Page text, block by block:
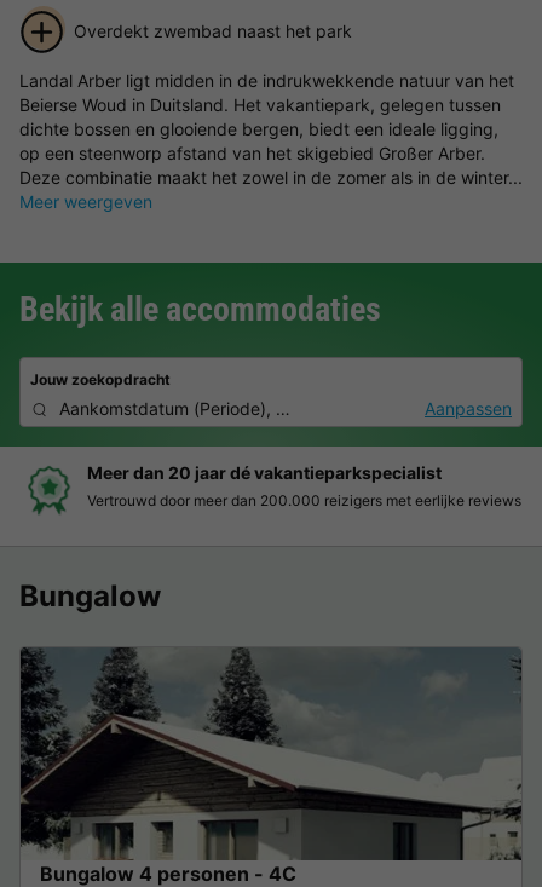
Overdekt zwembad naast het park
Landal Arber ligt midden in de indrukwekkende natuur van het
Beierse Woud in Duitsland. Het vakantiepark, gelegen tussen
dichte bossen en glooiende bergen, biedt een ideale ligging,
op een steenworp afstand van het skigebied Großer Arber.
Deze combinatie maakt het zowel in de zomer als in de winter...
Meer weergeven
Bekijk alle accommodaties
Jouw zoekopdracht
Aankomstdatum (Periode), 2 personen, 0 huisdierAanpassen
Meer dan 20 jaar dé vakantieparkspecialist
Vertrouwd door meer dan 200.000 reizigers met eerlijke reviews
Bungalow
Bungalow 4 personen - 4C